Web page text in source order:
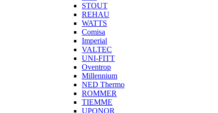
STOUT
REHAU
WATTS
Comisa
Imperial
VALTEC
UNI-FITT
Oventrop
Millennium
NED Thermo
ROMMER
TIEMME
UPONOR